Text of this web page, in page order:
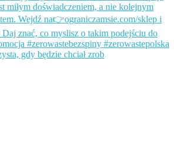
gdy będzie chciał zrob